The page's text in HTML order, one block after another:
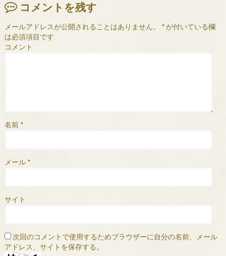
コメントを残す
メールアドレスが公開されることはありません。 *が付いている欄
は必須項目です
コメント
名前 *
メール *
サイト
次回のコメントで使用するためブラウザーに自分の名前、メール
アドレス、サイトを保存する。